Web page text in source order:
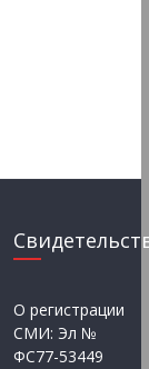
О регистрации
СМИ: Эл №
ФС77-53449